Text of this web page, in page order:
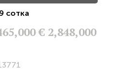
сотка
€ 2,848,000